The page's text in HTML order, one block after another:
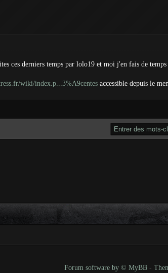
ces derniers temps par lolo19 et moi j'en fais de temps
wiki/index.p...3%A9centesaccessible depuis le
Forum software by © MyBB -